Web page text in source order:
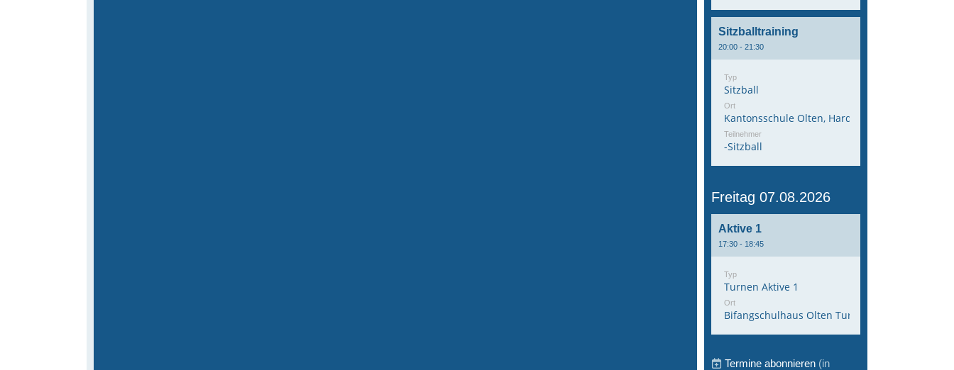
Sitzballtraining
20:00 - 21:30
Typ
Sitzball
Ort
Kantonsschule Olten, Hardfeldstrasse 53, 4600
Teilnehmer
-Sitzball
Freitag 07.08.2026
Aktive 1
17:30 - 18:45
Typ
Turnen Aktive 1
Ort
Bifangschulhaus Olten Turnhalle 1
Termine abonnieren (in